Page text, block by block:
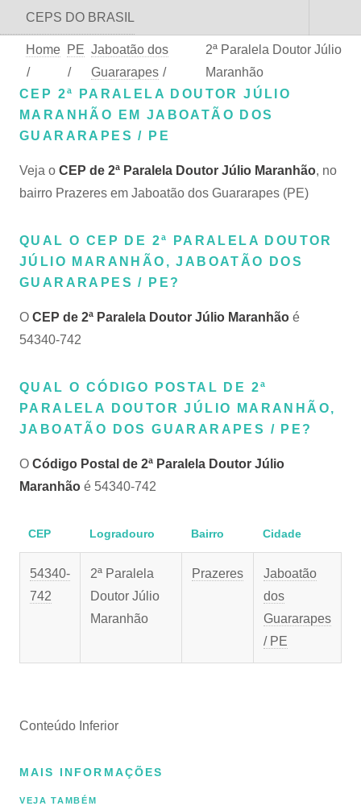
CEPS DO BRASIL
Home
/
PE
/
Jaboatão dos
Guararapes /
2ª Paralela Doutor Júlio
Maranhão
CEP 2ª PARALELA DOUTOR JÚLIO
MARANHÃO EM JABOATÃO DOS
GUARARAPES / PE
Veja o CEP de 2ª Paralela Doutor Júlio Maranhão, no
bairro Prazeres em Jaboatão dos Guararapes (PE)
QUAL O CEP DE 2ª PARALELA DOUTOR
JÚLIO MARANHÃO, JABOATÃO DOS
GUARARAPES / PE?
O CEP de 2ª Paralela Doutor Júlio Maranhão é
54340-742
QUAL O CÓDIGO POSTAL DE 2ª
PARALELA DOUTOR JÚLIO MARANHÃO,
JABOATÃO DOS GUARARAPES / PE?
O Código Postal de 2ª Paralela Doutor Júlio
Maranhão é 54340-742
CEP Logradouro Bairro Cidade
54340-
742
2ª Paralela
Doutor Júlio
Maranhão
Prazeres
Jaboatão
dos
Guararapes
/ PE
Conteúdo Inferior
MAIS INFORMAÇÕES
VEJA TAMBÉM